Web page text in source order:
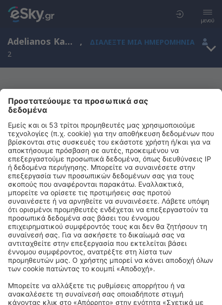
μενού
Adelianos Kampos, Ελλάδα ,
ΔΙΑΛΈΞΤΕ ΜΙΑ ΗΜΕΡΟΜΗΝΊΑ
2
Μας συγχωρείτε, δεν υπάρχουν
αποτελέσματα για την αναζήτησή σας
Προσπαθήστε να κάνετε αναζήτηση με διαφορετικά κριτήρια
Copyright © eSky.gr. Με την επιφύλαξη παντός νομίμου δικαιώματος.